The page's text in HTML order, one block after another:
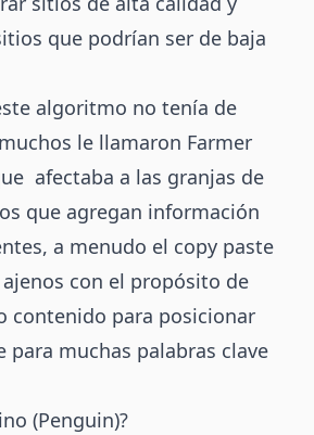
que podrían ser de baja
algoritmo no tenía de
le llamaron Farmer
afectaba a las granjas de
que agregan información
a menudo el copy paste
con el propósito de
contenido para posicionar
para muchas palabras clave
(Penguin)?